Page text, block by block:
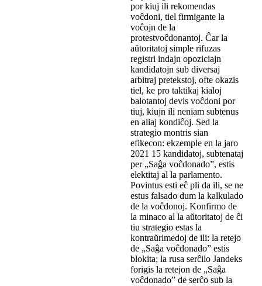
por kiuj ili rekomendas
voĉdoni, tiel firmigante la
voĉojn de la
protestvoĉdonantoj. Ĉar la
aŭtoritatoj simple rifuzas
registri indajn opoziciajn
kandidatojn sub diversaj
arbitraj pretekstoj, ofte okazis
tiel, ke pro taktikaj kialoj
balotantoj devis voĉdoni por
tiuj, kiujn ili neniam subtenus
en aliaj kondiĉoj. Sed la
strategio montris sian
efikecon: ekzemple en la jaro
2021 15 kandidatoj, subtenataj
per „Saĝa voĉdonado”, estis
elektitaj al la parlamento.
Povintus esti eĉ pli da ili, se ne
estus falsado dum la kalkulado
de la voĉdonoj. Konfirmo de
la minaco al la aŭtoritatoj de ĉi
tiu strategio estas la
kontraŭrimedoj de ili: la retejo
de „Saĝa voĉdonado” estis
blokita; la rusa serĉilo Jandeks
forigis la retejon de „Saĝa
voĉdonado” de serĉo sub la